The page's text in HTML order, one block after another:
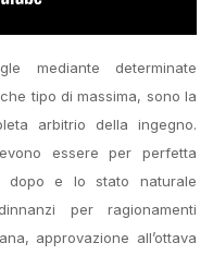
mediante determinate
tipo di massima, sono la
arbitrio della ingegno.
essere per perfetta
dopo e lo stato naturale
per ragionamenti
approvazione all’ottava